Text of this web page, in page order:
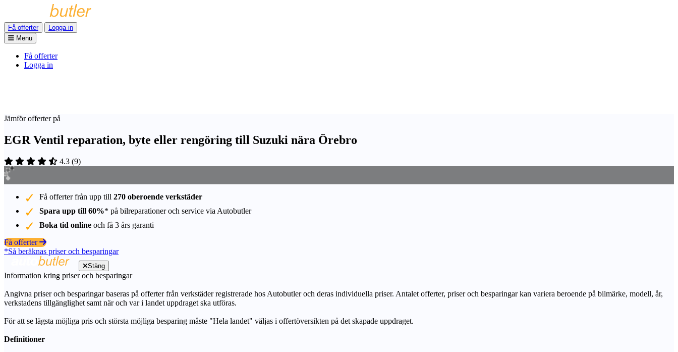
Få offerter
Logga in
Menu
Få offerter
Logga in
Jämför offerter på
EGR Ventil reparation, byte eller rengöring till Suzuki nära Örebro
4.3 (9)
Få offerter från upp till 270 oberoende verkstäder
Spara upp till 60%* på bilreparationer och service via Autobutler
Boka tid online och få 3 års garanti
Få offerter
*Så beräknas priser och besparingar
Stäng
Information kring priser och besparingar
Angivna priser och besparingar baseras på offerter från verkstäder registrerade hos Autobutler och deras individuella priser. Antalet offerter, priser och besparingar kan variera beroende på bilmärke, modell, år,
verkstadens tillgänglighet samt när och var i landet uppdraget ska utföras.
För att se lägsta möjliga pris och största möjliga besparing måste "Hela landet" väljas i offertöversikten på det skapade uppdraget.
Definitioner